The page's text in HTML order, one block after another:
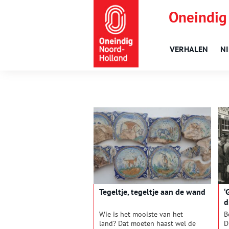
VERHALEN
Tegeltje, tegeltje aan de wand
Wie is het mooiste van het
land? Dat moeten haast wel de